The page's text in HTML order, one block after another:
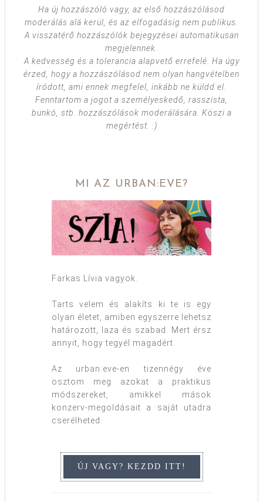
Ha új hozzászóló vagy, az első hozzászólásod
moderálás alá kerül, és az elfogadásig nem publikus.
A visszatérő hozzászólók bejegyzései automatikusan
megjelennek.
A kedvesség és a tolerancia alapvető errefelé. Ha úgy
érzed, hogy a hozzászólásod nem olyan hangvételben
íródott, ami ennek megfelel, inkább ne küldd el.
Fenntartom a jogot a személyeskedő, rasszista,
bunkó, stb. hozzászólások moderálására. Köszi a
megértést. :)
MI AZ URBAN:EVE?
Farkas Lívia vagyok.
Tarts velem és alakíts ki te is egy
olyan életet, amiben egyszerre lehetsz
határozott, laza és szabad. Mert érsz
annyit, hogy tegyél magadért.
Az urban:eve-en tizennégy éve
osztom meg azokat a praktikus
módszereket, amikkel mások
konzerv-megoldásait a saját utadra
cserélheted.